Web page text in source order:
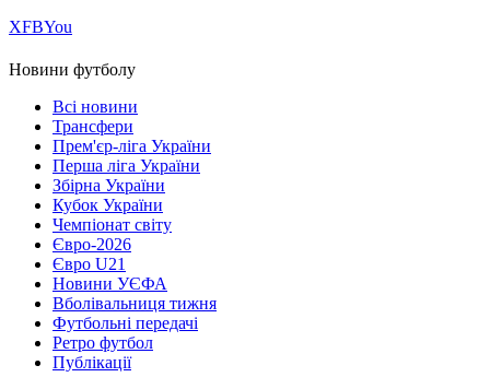
ХFBYou
Новини футболу
Всі новини
Трансфери
Прем'єр-ліга України
Перша ліга України
Збірна України
Кубок України
Чемпіонат світу
Євро-2026
Євро U21
Новини УЄФА
Вболівальниця тижня
Футбольні передачі
Ретро футбол
Публікації